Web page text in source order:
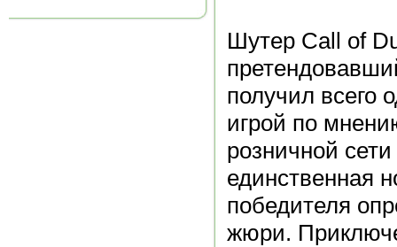
Шутер Call of
получил всего
игрой по
розничной
единственная
победителя
жюри.